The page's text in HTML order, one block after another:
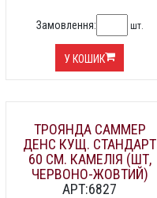
Замовлення: шт.
У КОШИК
ТРОЯНДА САММЕР
ДЕНС КУЩ. СТАНДАРТ
60 СМ. КАМЕЛІЯ (ШТ,
ЧЕРВОНО-ЖОВТИЙ)
АРТ:6827